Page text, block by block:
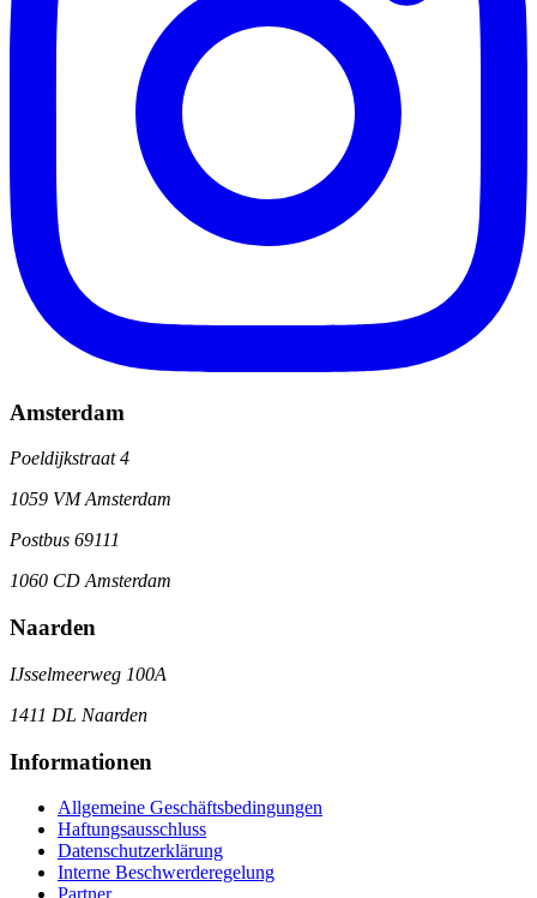
Amsterdam
Poeldijkstraat 4
1059 VM Amsterdam
Postbus 69111
1060 CD Amsterdam
Naarden
IJsselmeerweg 100A
1411 DL Naarden
Informationen
Allgemeine Geschäftsbedingungen
Haftungsausschluss
Datenschutzerklärung
Interne Beschwerderegelung